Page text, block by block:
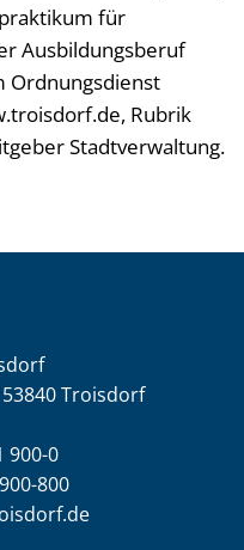
für
Ausbildungsberuf
Ordnungsdienst
Rubrik
Stadtverwaltung.
Troisdorf
900-0
800